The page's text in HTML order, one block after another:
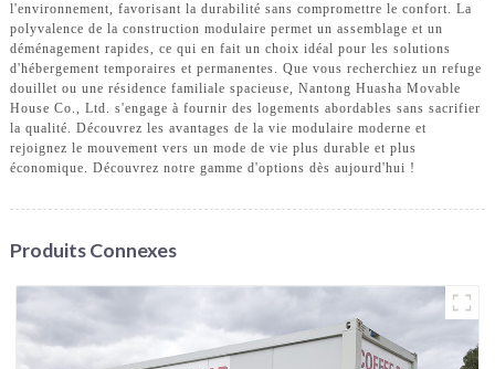
l'environnement, favorisant la durabilité sans compromettre le confort. La
polyvalence de la construction modulaire permet un assemblage et un
déménagement rapides, ce qui en fait un choix idéal pour les solutions
d'hébergement temporaires et permanentes. Que vous recherchiez un refuge
douillet ou une résidence familiale spacieuse, Nantong Huasha Movable
House Co., Ltd. s'engage à fournir des logements abordables sans sacrifier
la qualité. Découvrez les avantages de la vie modulaire moderne et
rejoignez le mouvement vers un mode de vie plus durable et plus
économique. Découvrez notre gamme d'options dès aujourd'hui !
Produits Connexes